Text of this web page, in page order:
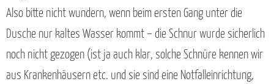
Also bitte nicht wundern, wenn beim ersten Gang unter die
Dusche nur kaltes Wasser kommt – die Schnur wurde sicherlich
noch nicht gezogen (ist ja auch klar, solche Schnüre kennen wir
aus Krankenhäusern etc. und sie sind eine Notfalleinrichtung,